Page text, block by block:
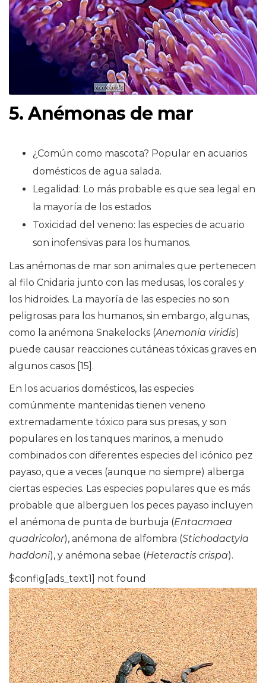
5. Anémonas de mar
¿Común como mascota? Popular en acuarios
domésticos de agua salada.
Legalidad: Lo más probable es que sea legal en
la mayoría de los estados
Toxicidad del veneno: las especies de acuario
son inofensivas para los humanos.
Las anémonas de mar son animales que pertenecen
al filo Cnidaria junto con las medusas, los corales y
los hidroides. La mayoría de las especies no son
peligrosas para los humanos, sin embargo, algunas,
como la anémona Snakelocks (Anemonia viridis)
puede causar reacciones cutáneas tóxicas graves en
algunos casos [15].
En los acuarios domésticos, las especies
comúnmente mantenidas tienen veneno
extremadamente tóxico para sus presas, y son
populares en los tanques marinos, a menudo
combinados con diferentes especies del icónico pez
payaso, que a veces (aunque no siempre) alberga
ciertas especies. Las especies populares que es más
probable que alberguen los peces payaso incluyen
el anémona de punta de burbuja (Entacmaea
quadricolor), anémona de alfombra (Stichodactyla
haddoni), y anémona sebae (Heteractis crispa).
$config[ads_text1] not found